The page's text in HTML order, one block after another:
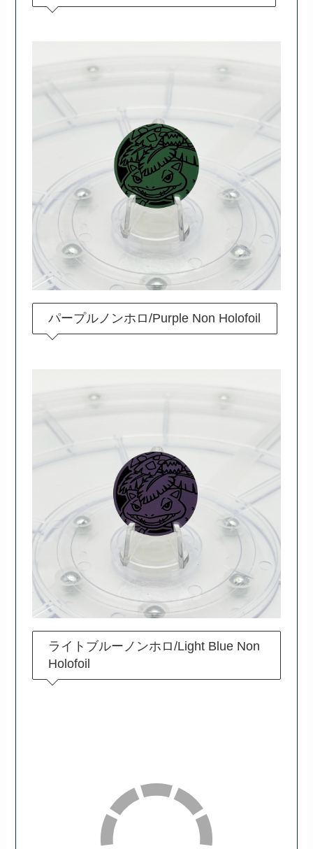
パープルノンホロ/Purple Non Holofoil
ライトブルーノンホロ/Light Blue Non
Holofoil